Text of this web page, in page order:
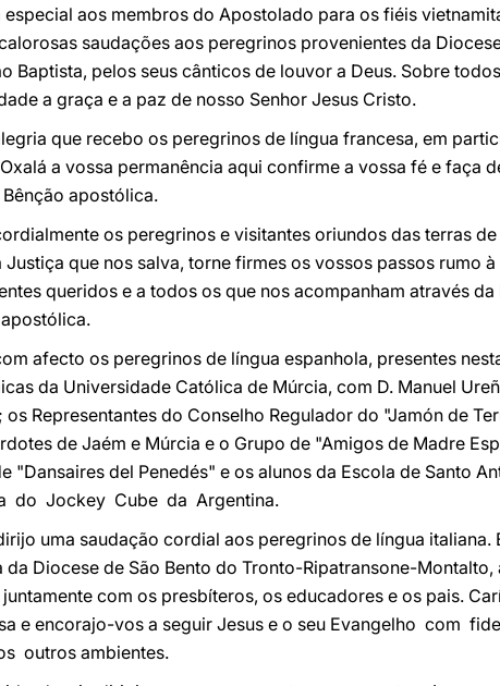
especial aos membros do Apostolado para os fiéis
saudações aos peregrinos provenientes da
Baptista, pelos seus cânticos de louvor a Deus. Sobre
a graça e a paz de nosso Senhor Jesus Cristo.
que recebo os peregrinos de língua francesa, em
a vossa permanência aqui confirme a vossa fé e faça
Bênção apostólica.
os peregrinos e visitantes oriundos das terras
Justiça que nos salva, torne firmes os vossos passos rumo
queridos e a todos os que nos acompanham através
afecto os peregrinos de língua espanhola, presentes
da Universidade Católica de Múrcia, com D. Manuel
os Representantes do Conselho Regulador do "Jamón de
de Jaém e Múrcia e o Grupo de "Amigos de Madre
"Dansaires del Penedés" e os alunos da Escola de Santo
do Jockey Cube da Argentina.
uma saudação cordial aos peregrinos de língua
da Diocese de São Bento do Tronto-Ripatransone-
juntamente com os presbíteros, os educadores e os pais.
e encorajo-vos a seguir Jesus e o seu Evangelho com
outros ambientes.